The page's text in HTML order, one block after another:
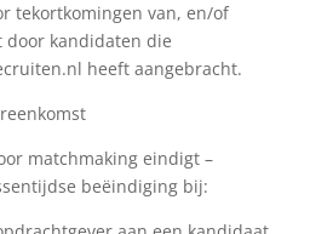
tekortkomingen van, en/of
door kandidaten die
heeft aangebracht.
matchmaking eindigt –
beëindiging bij: